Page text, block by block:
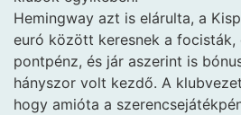
Hemingway azt is elárulta, a
euró között keresnek a focisták,
pontpénz, és jár aszerint is
hányszor volt kezdő. A
hogy amióta a